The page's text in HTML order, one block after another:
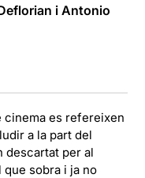
i Antonio
cinema es refereixen
a la part del
descartat per al
sobra i ja no